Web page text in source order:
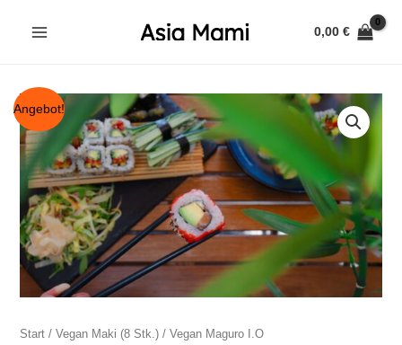
0,00€
Angebot!
Start/ Vegan Maki (8 Stk.)/ Vegan Maguro I.O